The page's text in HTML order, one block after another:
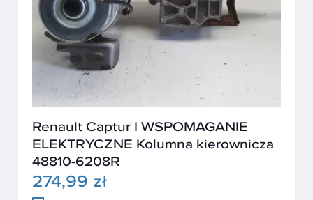
Renault Captur I WSPOMAGANIE
ELEKTRYCZNE Kolumna kierownicza
48810-6208R
274,99 zł